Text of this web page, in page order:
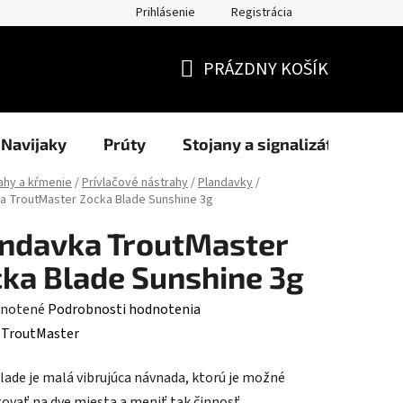
Formuláre NAŠI PARTNERI -
Prihlásenie Registrácia
KOŠÍK
PRÁZDNY KOŠÍK
Navijaky Prúty Stojany a signalizátory
a kŕmenie/Prívlačové nástrahy/Plandavky/
TroutMaster Zocka Blade Sunshine 3g
TroutMaster
Blade Sunshine 3g
Podrobnosti hodnotenia
TroutMaster
je malá vibrujúca návnada, ktorú je možné